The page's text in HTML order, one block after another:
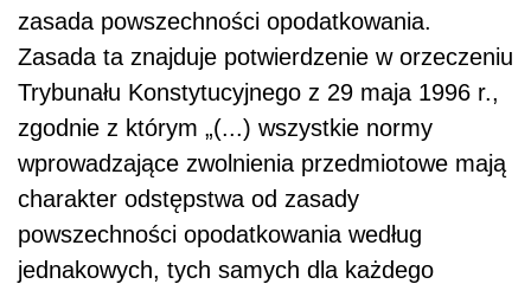
zasada powszechności opodatkowania.
Zasada ta znajduje potwierdzenie w orzeczeniu
Trybunału Konstytucyjnego z 29 maja 1996 r.,
zgodnie z którym „(...) wszystkie normy
wprowadzające zwolnienia przedmiotowe mają
charakter odstępstwa od zasady
powszechności opodatkowania według
jednakowych, tych samych dla każdego